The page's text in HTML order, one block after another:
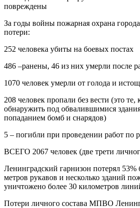
повреждены
За годы войны пожарная охрана
потери:
252 человека убиты на боевых постах
486 –ранены, 46 из них умерли после
1070 человек умерли от голода и
208 человек пропали без вести (это те,
обнаружить под обвалившимися
попаданием бомб и снарядов)
5 – погибли при проведении работ по
ВСЕГО 2067 человек (две трети
Ленинградский гарнизон потерял
метров рукавов и несколько зданий
уничтожено более 30 километров
Потери личного состава МПВО